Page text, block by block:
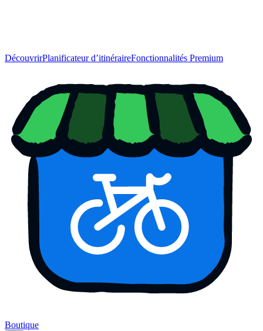
DécouvrirPlanificateur d’itinéraireFonctionnalités Premium
Boutique